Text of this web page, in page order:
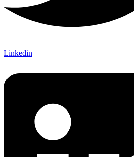
Linkedin